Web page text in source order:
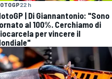
22 h
| Di Giannantonio: "Sono
al 100%. Cerchiamo di
per vincere il